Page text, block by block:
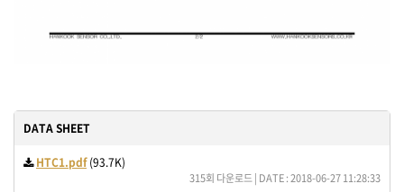
DATA SHEET
HTC1.pdf(93.7K)
315회 다운로드 | DATE : 2018-06-27 11:28:33